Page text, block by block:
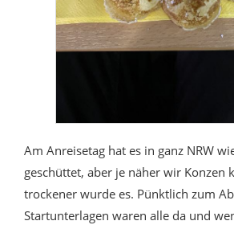
Am Anreisetag hat es in ganz NRW
geschüttet, aber je näher wir Konzen
trockener wurde es. Pünktlich zum
Startunterlagen waren alle da und